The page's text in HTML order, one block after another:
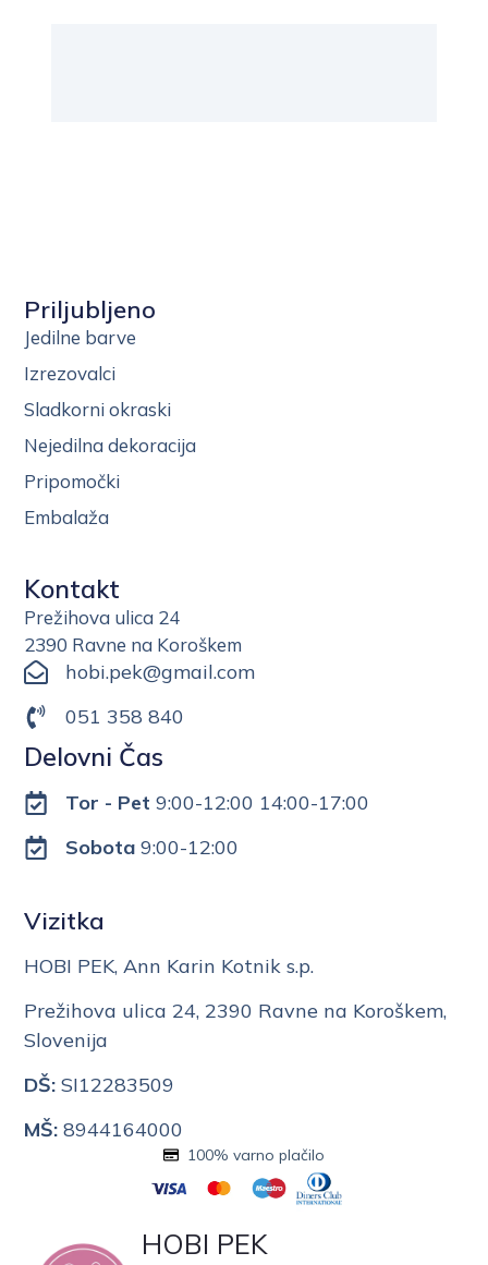
Priljubljeno
Jedilne barve
Izrezovalci
Sladkorni okraski
Nejedilna dekoracija
Pripomočki
Embalaža
Kontakt
Prežihova ulica 24
2390 Ravne na Koroškem
hobi.pek@gmail.com
051 358 840
Delovni Čas
Tor - Pet 9:00-12:00 14:00-17:00
Sobota9:00-12:00
Vizitka
HOBI PEK, Ann Karin Kotnik s.p.
Prežihova ulica 24, 2390 Ravne na Koroškem,
Slovenija
DŠ: SI12283509
MŠ: 8944164000
HOBI PEK
100% varno plačilo